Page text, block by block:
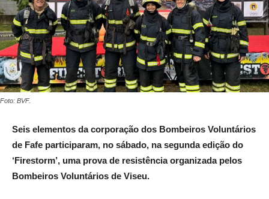
Foto: BVF.
Seis elementos da corporação dos Bombeiros Voluntários
de Fafe participaram, no sábado, na segunda edição do
‘Firestorm’, uma prova de resistência organizada pelos
Bombeiros Voluntários de Viseu.